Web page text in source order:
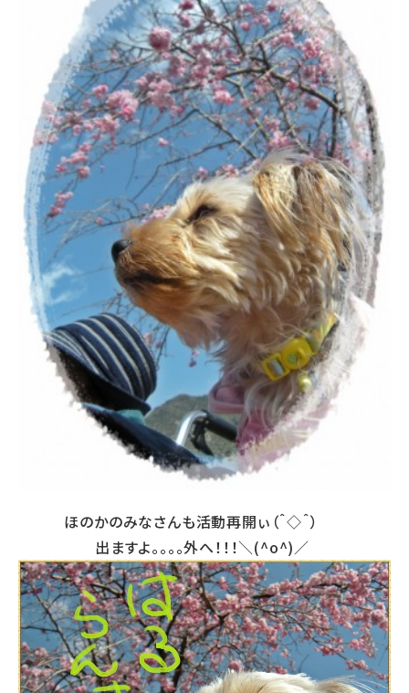
ほのかのみなさんも活動再開ぃ（＾◇＾）
出ますよ。。。。外へ！！！＼(^o^)／